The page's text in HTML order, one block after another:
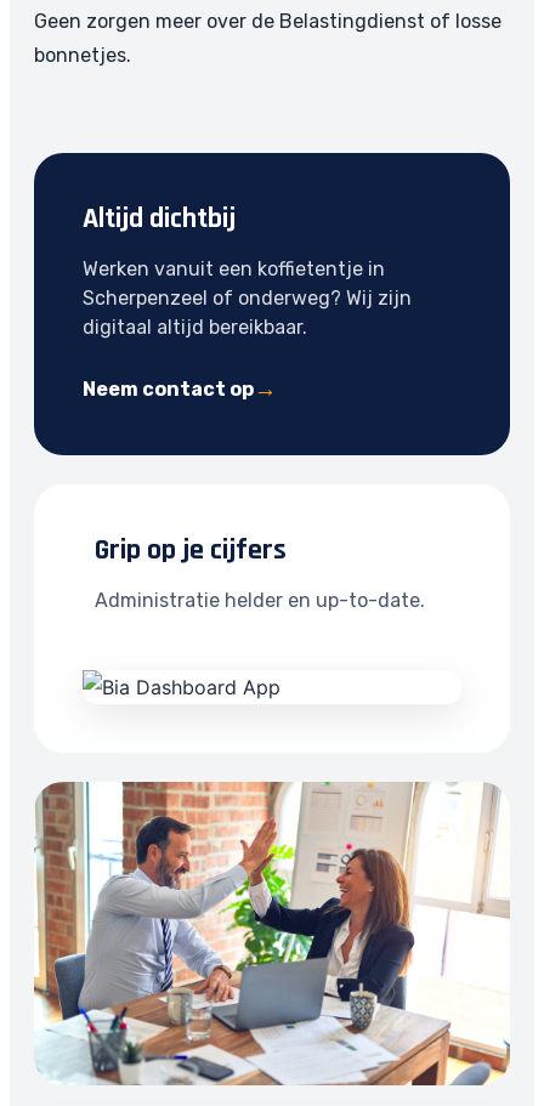
Geen zorgen meer over de Belastingdienst of losse
bonnetjes.
Altijd dichtbij
Werken vanuit een koffietentje in
Scherpenzeel of onderweg? Wij zijn
digitaal altijd bereikbaar.
Neem contact op
Grip op je cijfers
Administratie helder en up-to-date.